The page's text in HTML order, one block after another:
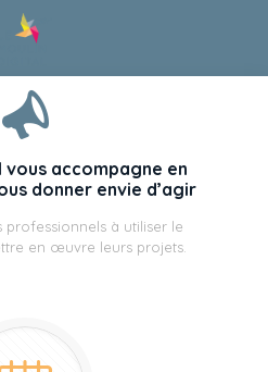
vous accompagne en
donner envie d’agir
professionnels à utiliser le
en œuvre leurs projets.